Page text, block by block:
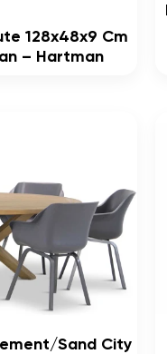
128x48x9 Cm
– Hartman
Sand City